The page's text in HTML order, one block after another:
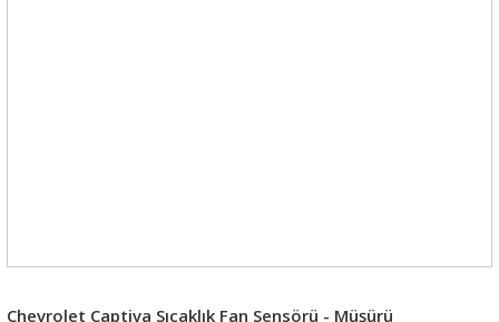
Chevrolet Captiva Sıcaklık Fan Sensörü - Müşürü